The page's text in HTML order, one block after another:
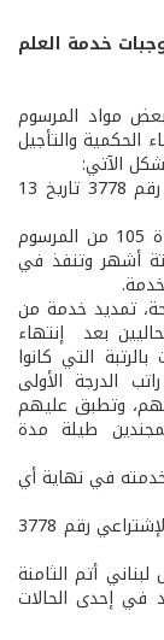
خدمة العلم
بتعديل بعض مواد المرسوم
الإعفاء الحكمية والتأجيل
الآتي:
المادة الأولى: تعدل المادة الأولى من المرسوم رقم 3778 تاريخ 13
- تخفض مدة خدمة العلم المحددة بموجب المادة 105 من المرسوم
تاريخ 16 /9 /1983 إلى ستة أشهر وتنفذ في
تمديد خدمة من
بعد إنتهاء
التي كانوا
الدرجة الأولى
وتطبق عليهم
طيلة مدة
في نهاية أي
المادة الثانية: تعدل المادة الثانية من المرسوم الإشتراعي رقم 3778
أتم الثامنة
في إحدى الحالات